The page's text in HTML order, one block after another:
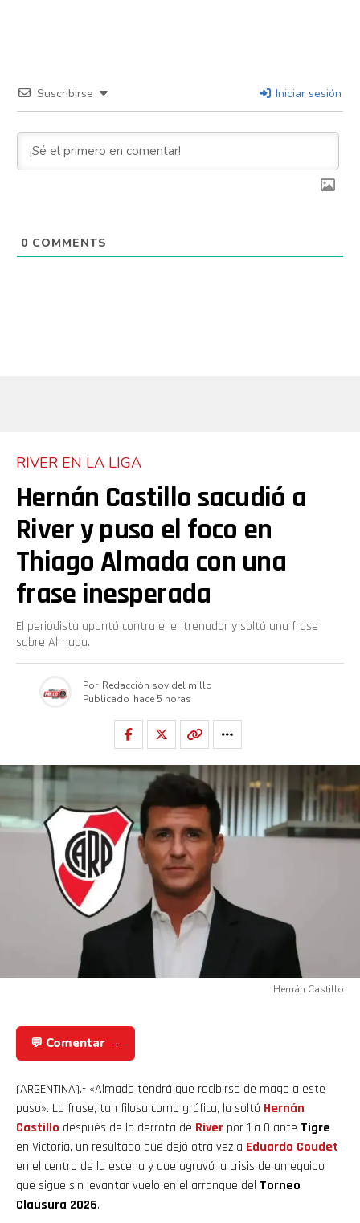
Suscribirse Iniciar sesión
0 COMMENTS
RIVER EN LA LIGA
Hernán Castillo sacudió a
River y puso el foco en
Thiago Almada con una
frase inesperada
El periodista apuntó contra el entrenador y soltó una frase
sobre Almada.
Por Redacción soy del millo
Publicado hace 5 horas
Hernán Castillo
💬 Comentar →
(ARGENTINA).- «Almada tendrá que recibirse de mago a este
paso». La frase, tan filosa como gráfica, la soltó Hernán
Castillo después de la derrota de River por 1 a 0 ante Tigre
en Victoria, un resultado que dejó otra vez a Eduardo Coudet
en el centro de la escena y que agravó la crisis de un equipo
que sigue sin levantar vuelo en el arranque del Torneo
Clausura 2026.